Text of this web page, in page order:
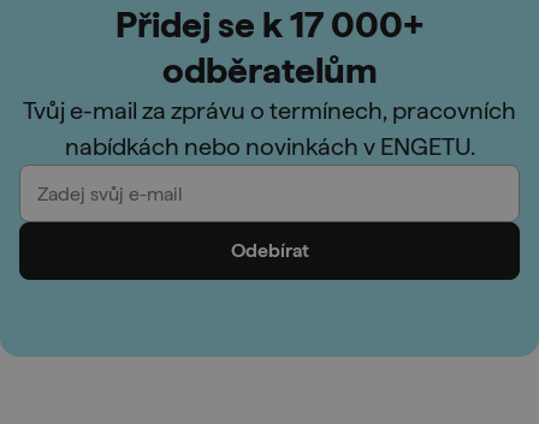
Přidej se k 17 000+
odběratelům
Tvůj e-mail za zprávu o termínech, pracovních
nabídkách nebo novinkách v ENGETU.
Odebírat